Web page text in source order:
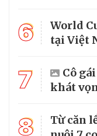
6
World
tại Việt
7
Cô
khát
8
Từ căn